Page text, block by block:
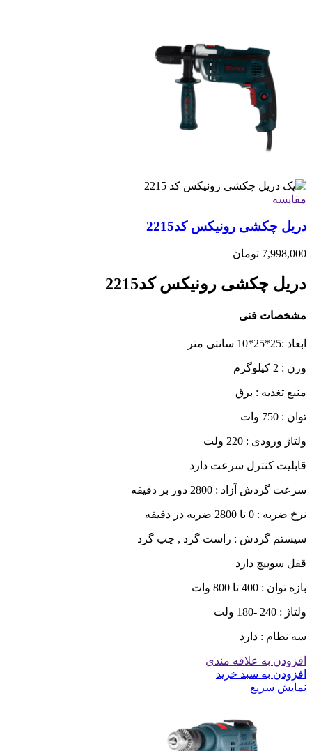
مقايسه
دریل چکشی رونیکس کد2215
7,998,000 تومان
دریل چکشی رونیکس کد2215
مشخصات فنی
ابعاد :25*25*10 سانتی متر
وزن : 2 کیلوگرم
منبع تغذیه : برق
توان : 750 وات
ولتاژ ورودی : 220 ولت
قابلیت کنترل سرعت دارد
سرعت گردش آزاد : 2800 دور بر دقیقه
نرخ ضربه : 0 تا 2800 ضربه در دقیقه
سیستم گردش : راست گرد , چپ گرد
قفل سوییچ دارد
بازه توان : 400 تا 800 وات
ولتاژ : 240 -180 ولت
سه نظام : دارد
افزودن به علاقه مندی
افزودن به سبد خرید
نمایش سریع